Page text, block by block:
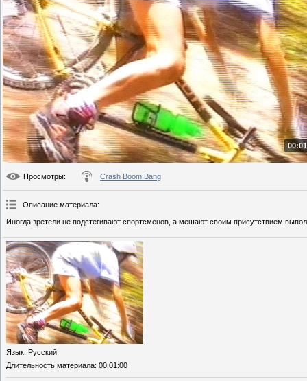
Просмотры: Crash Boom Bang
Описание материала:
Иногда зретели не подстегивают спортсменов, а мешают своим присутствием
Язык: Русский
Длительность материала: 00:01:00